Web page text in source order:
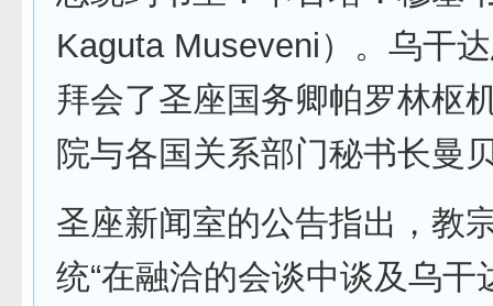
Kaguta Museveni）。乌干
拜会了圣座国务卿帕罗林枢
院与各国关系部门秘书长曼
圣座新闻室的公告指出，教
统“在融洽的会谈中谈及乌干